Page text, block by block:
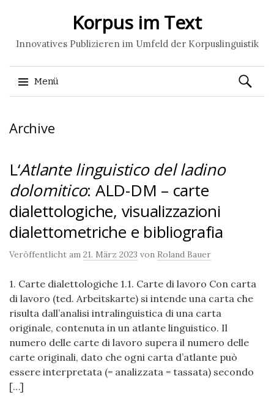
Korpus im Text
Innovatives Publizieren im Umfeld der Korpuslinguistik
Menü
zum
Suchen
nach:
Archive
L‘Atlante linguistico del ladino
dolomitico: ALD-DM – carte
dialettologiche, visualizzazioni
dialettometriche e bibliografia
Veröffentlicht am 21. März 2023 von Roland Bauer
1. Carte dialettologiche 1.1. Carte di lavoro Con carta
di lavoro (ted. Arbeitskarte) si intende una carta che
risulta dall’analisi intralinguistica di una carta
originale, contenuta in un atlante linguistico. Il
numero delle carte di lavoro supera il numero delle
carte originali, dato che ogni carta d’atlante può
essere interpretata (= analizzata = tassata) secondo
[…]